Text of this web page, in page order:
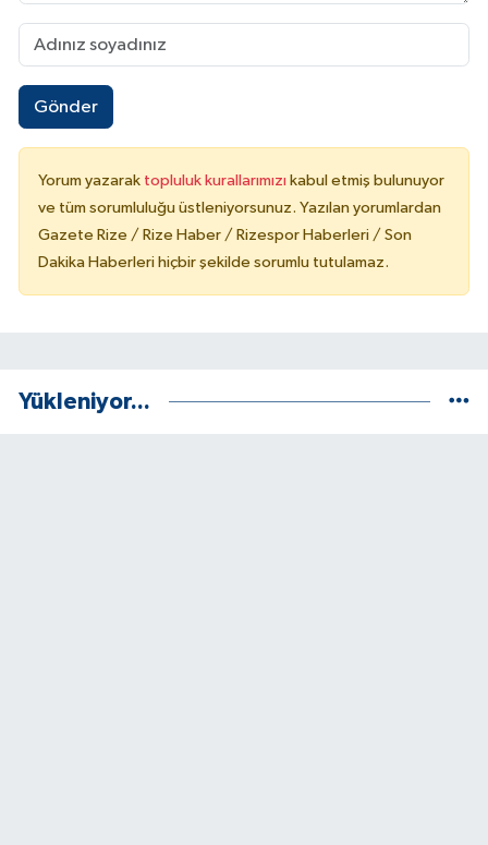
Gönder
Yorum yazarak topluluk kurallarımızı kabul etmiş bulunuyor
ve tüm sorumluluğu üstleniyorsunuz. Yazılan yorumlardan
Gazete Rize / Rize Haber / Rizespor Haberleri / Son
Dakika Haberleri hiçbir şekilde sorumlu tutulamaz.
Yükleniyor...